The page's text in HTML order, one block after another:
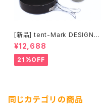
[新品] tent-Mark DESIGNS
タクティカルライスクッカーセッ
ト＆清潔山荘(密封収納袋)(送料
別途)
¥12,688
21%OFF
同じカテゴリの商品